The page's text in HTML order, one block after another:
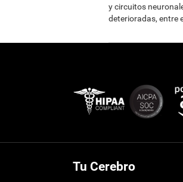
y circuitos
deterioradas, entre
Tu Cerebro